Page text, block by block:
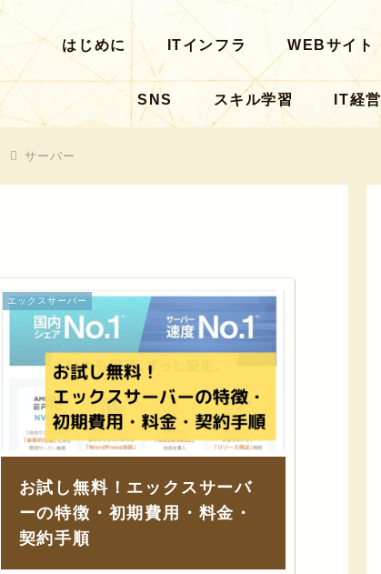
はじめに ITインフラ WEBサイト
SNS スキル学習 IT経営
サーバー
エックスサーバー
お試し無料！エックスサーバ
ーの特徴・初期費用・料金・
契約手順